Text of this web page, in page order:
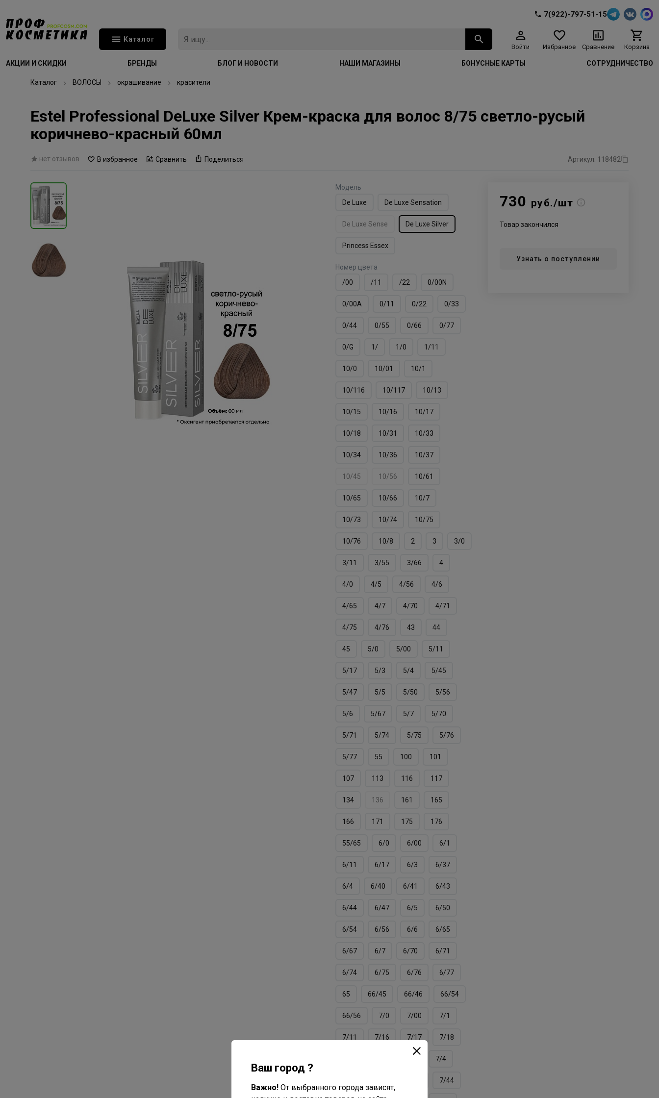
7(922)-797-51-15
Каталог
Войти Избранное Сравнение Корзина
АКЦИИ И СКИДКИ БРЕНДЫ БЛОГ И НОВОСТИ НАШИ МАГАЗИНЫ БОНУСНЫЕ КАРТЫ СОТРУДНИЧЕСТВО
Каталог ВОЛОСЫ окрашивание красители
Estel Professional DeLuxe Silver Крем-краска для волос 8/75 светло-русый
коричнево-красный 60мл
нет отзывов В избранное Сравнить Поделиться Артикул: 118482
Модель
De Luxe
De Luxe Sensation
De Luxe Sense De Luxe Silver
Princess Essex
Номер цвета
/00
/11 /22 0/00N
0/00А 0/11 0/22 0/33
0/44 0/55 0/66 0/77
0/G 1/ 1/0 1/11
10/0 10/01 10/1
10/116 10/117 10/13
10/15 10/16 10/17
10/18 10/31 10/33
10/34 10/36 10/37
10/45 10/56 10/61
10/65 10/66 10/7
10/73 10/74 10/75
10/76 10/8 2 3 3/0
3/11 3/55 3/66 4
4/0 4/5 4/56 4/6
4/65 4/7 4/70 4/71
4/75 4/76 43 44
45 5/0 5/00 5/11
5/17 5/3 5/4 5/45
5/47 5/5 5/50 5/56
5/6 5/67 5/7 5/70
5/71 5/74 5/75 5/76
5/77 55 100 101
107 113 116 117
134 136 161 165
166 171 175 176
55/65 6/0 6/00 6/1
6/11 6/17 6/3 6/37
6/4 6/40 6/41 6/43
6/44 6/47 6/5 6/50
6/54 6/56 6/6 6/65
6/67 6/7 6/70 6/71
6/74 6/75 6/76 6/77
65 66/45 66/46 66/54
66/56 7/0 7/00 7/1
7/11 7/16 7/17 7/18
7/4
7/44
730 руб./шт
Товар закончился
Узнать о поступлении
Ваш город ?
Важно! От выбранного города зависят,